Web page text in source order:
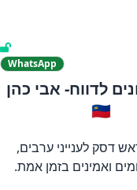
WhatsApp
לדווח- אבי כהן
🇮🇱
דסק לענייני ערבים,
ואמינים בזמן אמת.